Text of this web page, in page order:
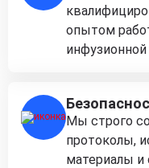
опытом
Мы строго
протоколы,
материалы